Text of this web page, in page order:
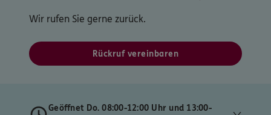
Wir rufen Sie gerne zurück.
Rückruf vereinbaren
Geöffnet Do. 08:00-12:00 Uhr und 13:00-